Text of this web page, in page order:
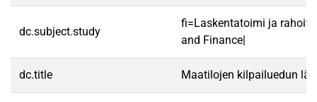
dc.subject.study
fi=Laskentatoimi ja
and Finance|
dc.title Maatilojen kilpailuedun